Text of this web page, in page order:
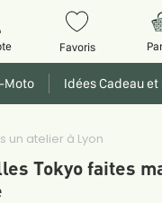
Favoris
Moto Idées Cadeau et
atelier à Lyon
Tokyo faites